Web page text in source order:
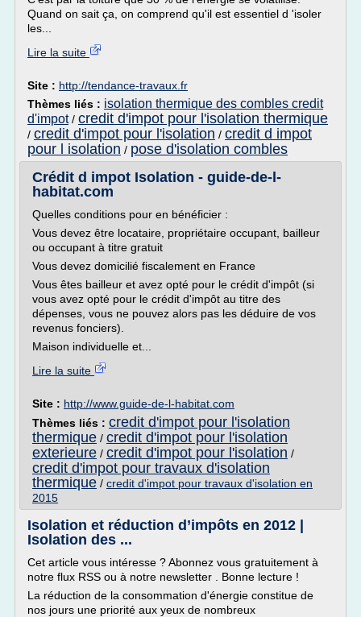
Quand on sait ça, on comprend qu'il est essentiel d 'isoler
les...
Lire la suite
Site : http://tendance-travaux.fr
Thèmes liés : isolation thermique des combles credit
d'impot/ credit d'impot pour l'isolation thermique
/ credit d'impot pour l'isolation / credit d impot
pour l isolation / pose d'isolation combles
Crédit d impot Isolation - guide-de-l-
habitat.com
Quelles conditions pour en bénéficier :
Vous devez être locataire, propriétaire occupant, bailleur
ou occupant à titre gratuit
Vous devez domicilié fiscalement en France
Vous êtes bailleur et avez opté pour le crédit d'impôt (si
vous avez opté pour le crédit d'impôt au titre des
dépenses, vous ne pouvez alors pas les déduire de vos
revenus fonciers).
Maison individuelle et...
Lire la suite
Site : http://www.guide-de-l-habitat.com
Thèmes liés : credit d'impot pour l'isolation
thermique / credit d'impot pour l'isolation
exterieure / credit d'impot pour l'isolation /
credit d'impot pour travaux d'isolation
thermique / credit d'impot pour travaux d'isolation en
2015
Isolation et réduction d’impôts en 2012 |
Isolation des ...
Cet article vous intéresse ? Abonnez vous gratuitement à
notre flux RSS ou à notre newsletter . Bonne lecture !
La réduction de la consommation d'énergie constitue de
nos jours une priorité aux yeux de nombreux